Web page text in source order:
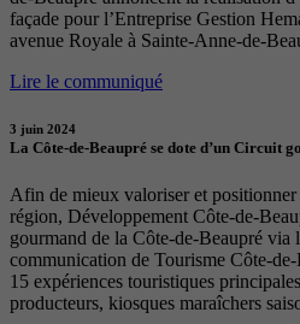
façade pour l’Entreprise Gestion
avenue Royale à Sainte-Anne-de-
Lire le communiqué
3 juin 2024
La Côte-de-Beaupré se dote d’un Circuit
Afin de mieux valoriser et
région, Développement Côte-de-
gourmand de la Côte-de-Beaupré via
communication de Tourisme Côte-
15 expériences touristiques
producteurs, kiosques maraîchers